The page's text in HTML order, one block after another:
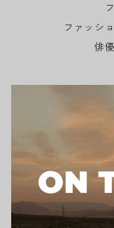
ファッシ
俳